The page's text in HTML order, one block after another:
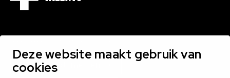
Deze website maakt gebruik van
cookies
Bekijk alle domeinen